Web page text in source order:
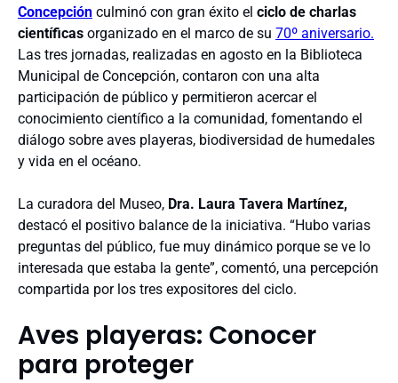
Concepción culminó con gran éxito el ciclo de charlas
científicas organizado en el marco de su 70º aniversario.
Las tres jornadas, realizadas en agosto en la Biblioteca
Municipal de Concepción, contaron con una alta
participación de público y permitieron acercar el
conocimiento científico a la comunidad, fomentando el
diálogo sobre aves playeras, biodiversidad de humedales
y vida en el océano.
La curadora del Museo, Dra. Laura Tavera Martínez,
destacó el positivo balance de la iniciativa. “Hubo varias
preguntas del público, fue muy dinámico porque se ve lo
interesada que estaba la gente”, comentó, una percepción
compartida por los tres expositores del ciclo.
Aves playeras: Conocer
para proteger